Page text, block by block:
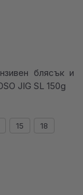
блясък и
JIG SL 150g
15 18